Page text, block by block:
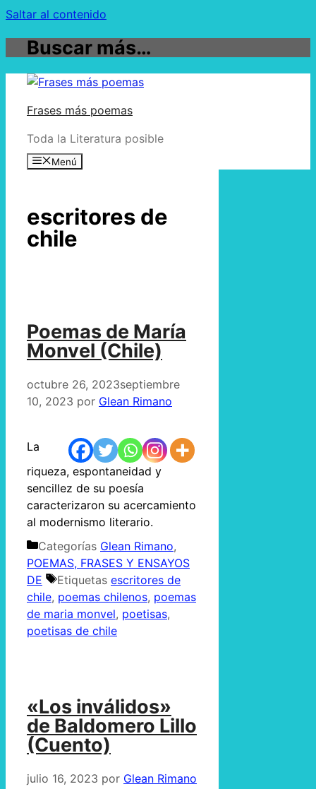
Saltar al contenido
Buscar más…
Frases más poemas
Toda la Literatura posible
Menú
escritores de
chile
Poemas de María
Monvel (Chile)
octubre 26, 2023septiembre
10, 2023 por Glean Rimano
La
riqueza, espontaneidad y
sencillez de su poesía
caracterizaron su acercamiento
al modernismo literario.
Categorías Glean Rimano,
POEMAS, FRASES Y ENSAYOS
DE
Etiquetas escritores de
chile, poemas chilenos, poemas
de maria monvel, poetisas,
poetisas de chile
«Los inválidos»
de Baldomero Lillo
(Cuento)
julio 16, 2023 por Glean Rimano